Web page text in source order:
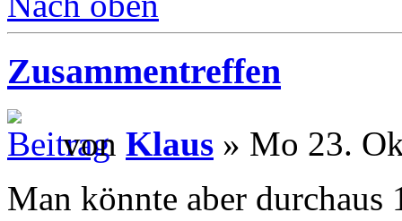
Zusammentreffen
von Klaus » Mo 23.
Man könnte aber